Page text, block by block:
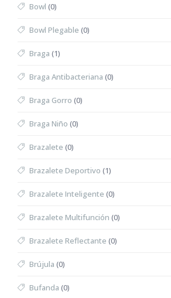
Bowl (0)
Bowl Plegable (0)
Braga (1)
Braga Antibacteriana (0)
Braga Gorro (0)
Braga Niño (0)
Brazalete (0)
Brazalete Deportivo (1)
Brazalete Inteligente (0)
Brazalete Multifunción (0)
Brazalete Reflectante (0)
Brújula (0)
Bufanda (0)